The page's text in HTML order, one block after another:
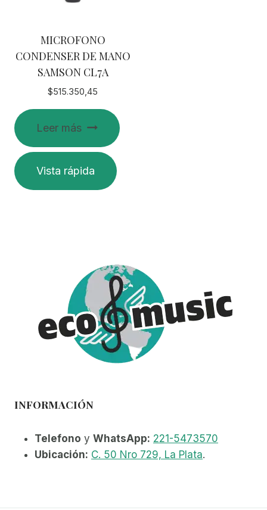
MICROFONO
CONDENSER DE MANO
SAMSON CL7A
$515.350,45
Leer más
Vista rápida
INFORMACIÓN
Telefono y WhatsApp: 221-5473570
Ubicación: C. 50 Nro 729, La Plata.